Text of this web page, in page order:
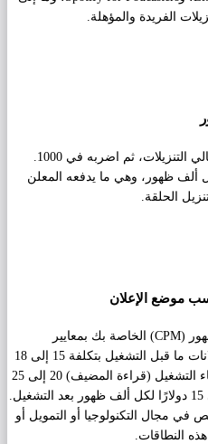
الفريدة والمؤهلة.
ألف ظهور، وهي ما يدفعه المعلن
موضع الإعلان
قم بمقارنة التكلفة لكل ألف ظهور (CPM) الخاصة بك بمعايير
الصناعة. عادةً ما يتم عرض إعلانات ما قبل التشغيل بتكلفة 15 إلى 18
دولارًا لكل ألف ظهور، وفي أثناء التشغيل (قراءة المضيف) 20 إلى 25
دولارًا لكل ألف ظهور، و10 إلى 15 دولارًا لكل ألف ظهور بعد التشغيل.
في مجال التكنولوجيا أو التمويل أو
النطاقات.